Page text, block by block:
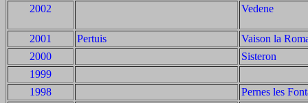
2002
Vedene
2001 Pertuis
Vaison la
2000
Sisteron
1999
1998
Pernes les